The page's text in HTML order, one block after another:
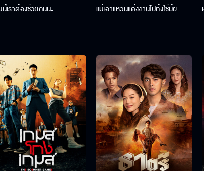
เราต้องช่วยกันนะ แม่เอาแหวนแต่งงานไปทิ้งใช่มั้ย